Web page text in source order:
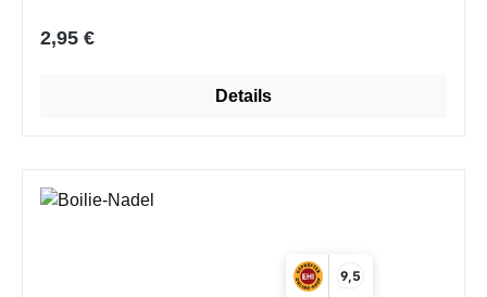
9,5
Regulärer Preis:
2,95 €
Details